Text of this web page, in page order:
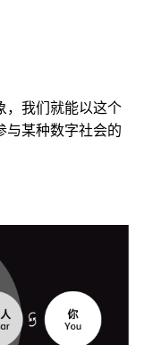
，我们就能以这个
与某种数字社会的